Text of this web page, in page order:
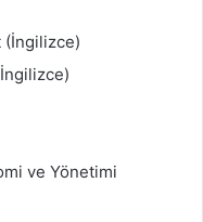
(İngilizce)
ve Yönetimi